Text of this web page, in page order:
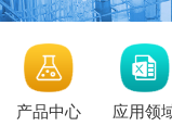
产品中心 应用领